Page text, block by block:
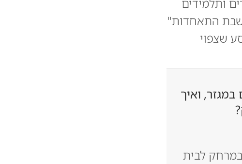
ותלמידים
התאחדות"
שצפוי
במגזר, ואיך
לבית